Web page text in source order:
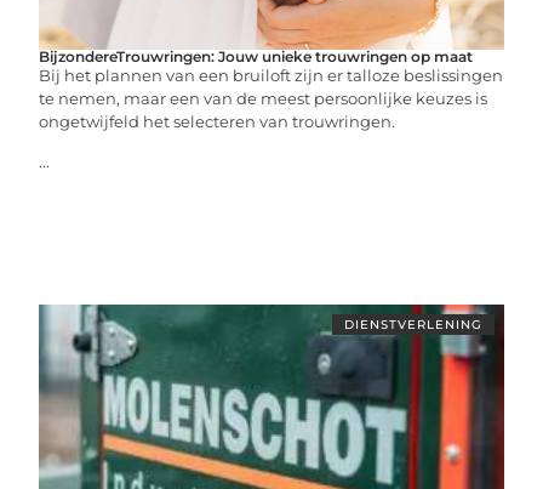
BijzondereTrouwringen: Jouw unieke trouwringen op maat
Bij het plannen van een bruiloft zijn er talloze beslissingen
te nemen, maar een van de meest persoonlijke keuzes is
ongetwijfeld het selecteren van trouwringen.
...
DIENSTVERLENING